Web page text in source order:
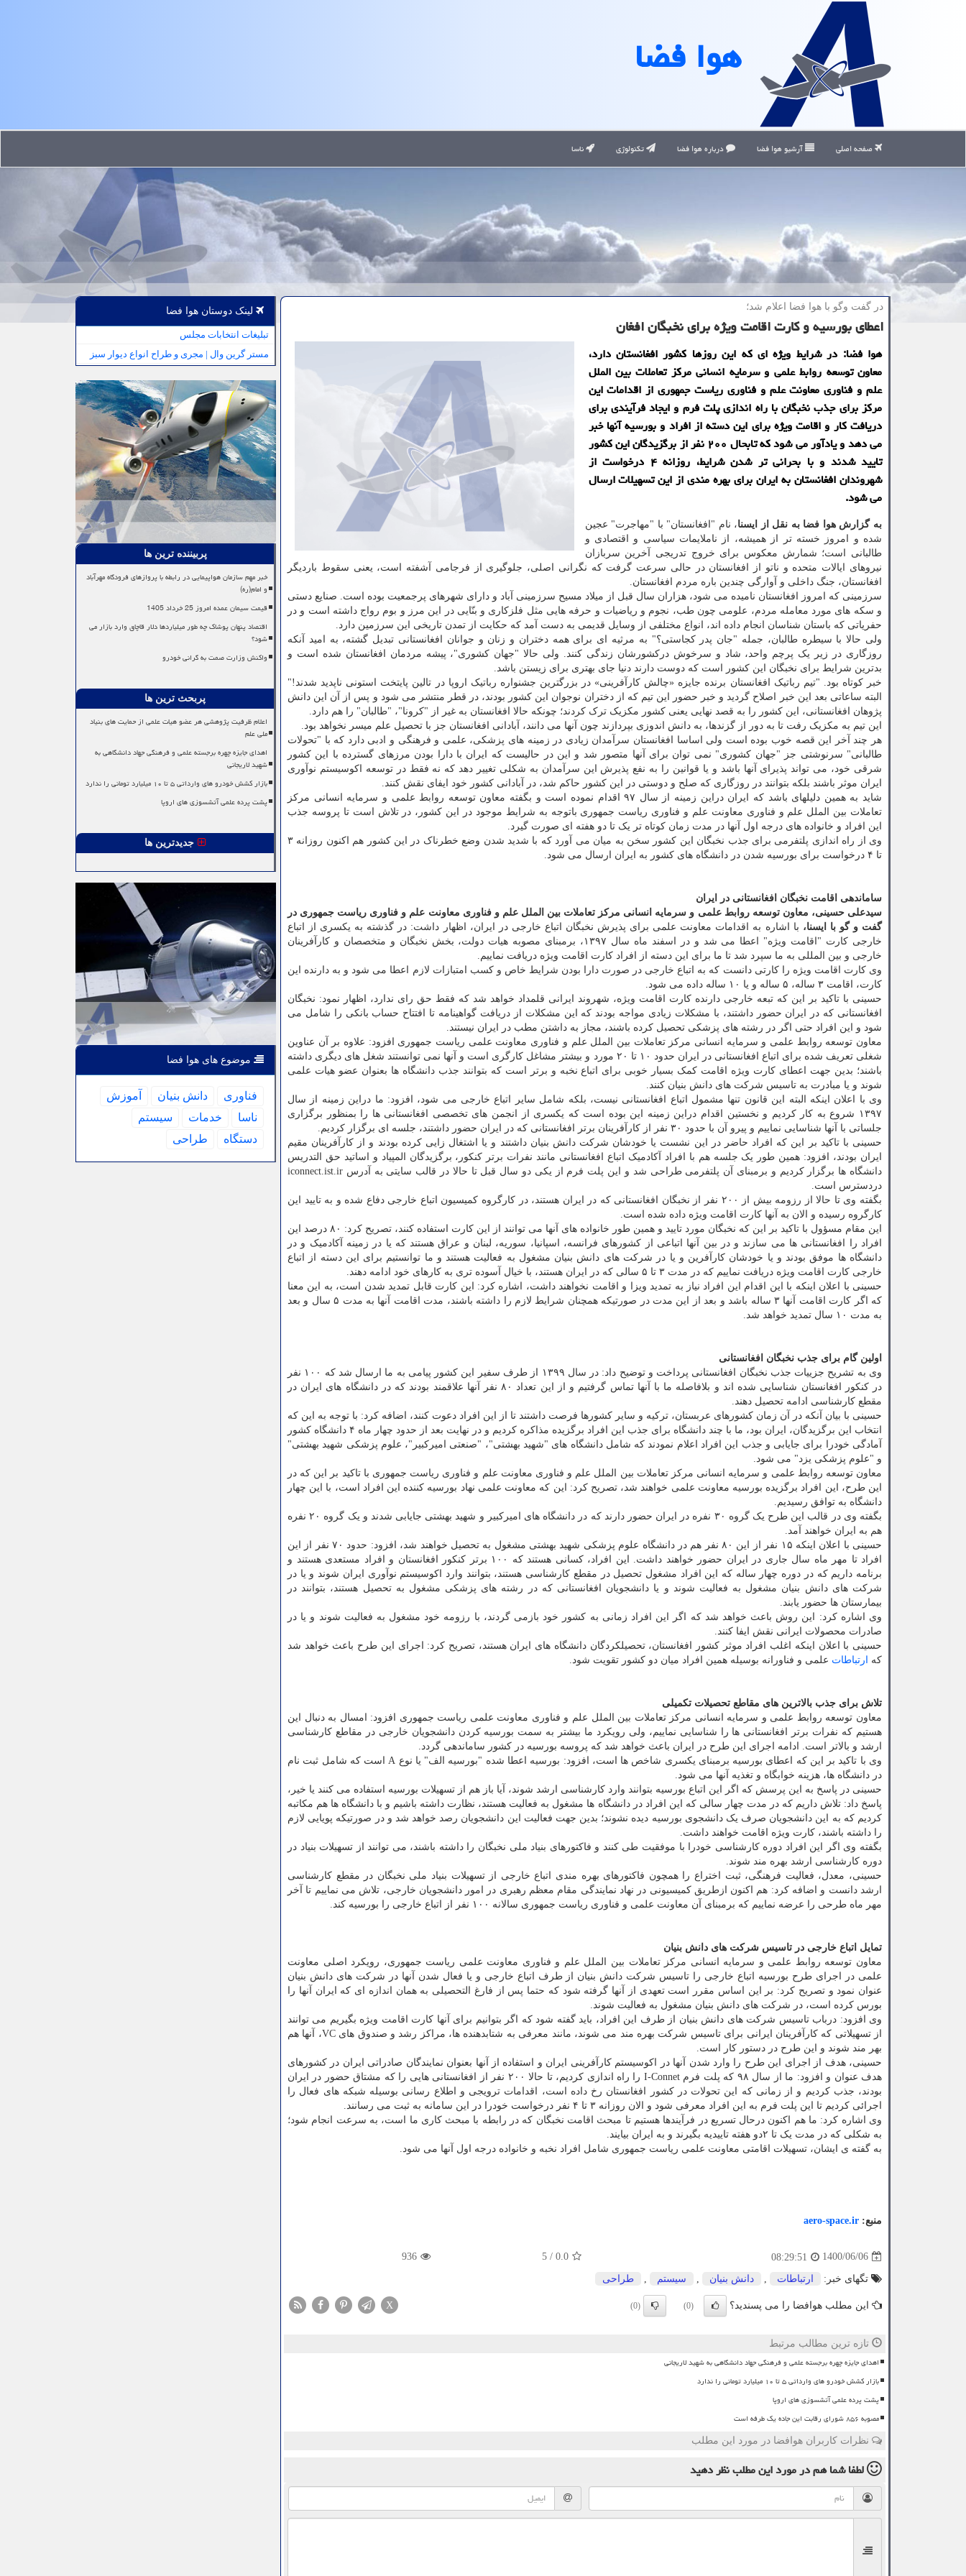
هوا فضا
صفحه اصلی آرشیو هوا فضا درباره هوا فضا تکنولوژی ناسا
در گفت وگو با هوا فضا اعلام شد؛
اعطای بورسیه و کارت اقامت ویژه برای نخبگان افغان
هوا فضا: در شرایط ویژه ای که این روزها کشور افغانستان دارد،
معاون توسعه روابط علمی و سرمایه انسانی مرکز تعاملات بین الملل
علم و فناوری معاونت علم و فناوری ریاست جمهوری از اقدامات این
مرکز برای جذب نخبگان با راه اندازی پلت فرم و ایجاد فرآیندی برای
دریافت کار و اقامت ویژه برای این دسته از افراد و بورسیه آنها خبر
می دهد و یادآور می شود که تابحال ۲۰۰ نفر از برگزیدگان این کشور
تایید شدند و با بحرانی تر شدن شرایط، روزانه ۴ درخواست از
شهروندان افغانستان به ایران برای بهره مندی از این تسهیلات ارسال
می شود.
به گزارش هوا فضا به نقل از ایسنا، نام "افغانستان" با "مهاجرت" عجین
شده و امروز خسته تر از همیشه، از ناملایمات سیاسی و اقتصادی و
طالبانی است؛ شمارش معکوس برای خروج تدریجی آخرین سربازان
نیروهای ایالات متحده و ناتو از افغانستان در حالی سرعت گرفت که نگرانی اصلی، جلوگیری از فرجامی آشفته است، یعنی سقوط باردیگر
افغانستان، جنگ داخلی و آوارگی چندین باره مردم افغانستان.
سرزمینی که امروز افغانستان نامیده می شود، هزاران سال قبل از میلاد مسیح سرزمینی آباد و دارای شهرهای پرجمعیت بوده است. صنایع دستی
و سکه های مورد معامله مردم، علومی چون طب، نجوم و ریاضیات و حرفه هایی مثل فلزکاری و بنّایی در این مرز و بوم رواج داشته است و در
حفریاتی که باستان شناسان انجام داده اند، انواع مختلفی از وسایل قدیمی به دست آمد که حکایت از تمدن تاریخی این سرزمین دارد.
ولی حالا با سیطره طالبان، جمله "جان پدر کجاستی؟" به مرثیه ای برای همه دختران و زنان و جوانان افغانستانی تبدیل گشته، به امید آنکه
روزگاری در زیر یک پرچم واحد، شاد و سرخوش درکشورشان زندگی کنند. ولی حالا "جهان کشوری"، پیشه مردمان افغانستان شده است و
بدترین شرایط برای نخبگان این کشور است که دوست دارند دنیا جای بهتری برای زیستن باشد.
خبر کوتاه بود. "تیم رباتیک افغانستان برنده جایزه «چالش کارآفرینی» در بزرگترین جشنواره رباتیک اروپا در تالین پایتخت استونی ناپدید شدند!"
البته ساعاتی بعد این خبر اصلاح گردید و خبر حضور این تیم که از دختران نوجوان این کشور بودند، در قطر منتشر می شود و پس از آن این دانش
پژوهان افغانستانی، این کشور را به قصد نهایی یعنی کشور مکزیک ترک کردند؛ چونکه حالا افغانستان به غیر از "کرونا"، "طالبان" را هم دارد.
این تیم به مکزیک رفت تا به دور از گزندها، به دانش اندوزی بپردازند چون آنها می دانند، آبادانی افغانستان جز با تحصیل علم میسر نخواهد بود.
هر چند آخر این قصه خوب بوده است ولی اساسا افغانستان سرآمدان زیادی در زمینه های پزشکی، علمی و فرهنگی و ادبی دارد که با "تحولات
طالبانی" سرنوشتی جز "جهان کشوری" نمی توان برای آنها متصور شد و این در حالیست که ایران با دارا بودن مرزهای گسترده با این کشور
شرقی خود، می تواند پذیرای آنها باشد و یا قوانین را به نفع پذیرش این سرآمدان به شکلی تغییر دهد که نه فقط در توسعه اکوسیستم نوآوری
ایران موثر باشند بلکه بتوانند در روزگاری که صلح و دوستی در این کشور حاکم شد، در آبادانی کشور خود ایفای نقش کنند.
شاید به همین دلیلهای باشد که ایران دراین زمینه از سال ۹۷ اقدام نموده است و بگفته معاون توسعه روابط علمی و سرمایه انسانی مرکز
تعاملات بین الملل علم و فناوری معاونت علم و فناوری ریاست جمهوری باتوجه به شرایط موجود در این کشور، در تلاش است تا پروسه جذب
این افراد و خانواده های درجه اول آنها در مدت زمان کوتاه تر یک تا دو هفته ای صورت گیرد.
وی از راه اندازی پلتفرمی برای جذب نخبگان این کشور سخن به میان می آورد که با شدید شدن وضع خطرناک در این کشور هم اکنون روزانه ۳
تا ۴ درخواست برای بورسیه شدن در دانشگاه های کشور به ایران ارسال می شود.
ساماندهی اقامت نخبگان افغانستانی در ایران
سیدعلی حسینی، معاون توسعه روابط علمی و سرمایه انسانی مرکز تعاملات بین الملل علم و فناوری معاونت علم و فناوری ریاست جمهوری در
گفت و گو با ایسنا، با اشاره به اقدامات معاونت علمی برای پذیرش نخبگان اتباع خارجی در ایران، اظهار داشت: در گذشته به یکسری از اتباع
خارجی کارت "اقامت ویژه" اعطا می شد و در اسفند ماه سال ۱۳۹۷، برمبنای مصوبه هیات دولت، بخش نخبگان و متخصصان و کارآفرینان
خارجی و بین المللی به ما سپرد شد تا ما برای این دسته از افراد کارت اقامت ویژه دریافت نماییم.
وی کارت اقامت ویژه را کارتی دانست که به اتباع خارجی در صورت دارا بودن شرایط خاص و کسب امتبازات لازم اعطا می شود و به دارنده این
کارت، اقامت ۳ ساله، ۵ ساله و یا ۱۰ ساله داده می شود.
حسینی با تاکید بر این که تبعه خارجی دارنده کارت اقامت ویژه، شهروند ایرانی قلمداد خواهد شد که فقط حق رای ندارد، اظهار نمود: نخبگان
افغانستانی که در ایران حضور داشتند، با مشکلات زیادی مواجه بودند که این مشکلات از دریافت گواهینامه تا افتتاح حساب بانکی را شامل می
شود و این افراد حتی اگر در رشته های پزشکی تحصیل کرده باشند، مجاز به داشتن مطب در ایران نیستند.
معاون توسعه روابط علمی و سرمایه انسانی مرکز تعاملات بین الملل علم و فناوری معاونت علمی ریاست جمهوری افزود: علاوه بر آن عناوین
شغلی تعریف شده برای اتباع افغانستانی در ایران حدود ۱۰ تا ۲۰ مورد و بیشتر مشاغل کارگری است و آنها نمی توانستند شغل های دیگری داشته
باشند؛ بدین جهت اعطای کارت ویژه اقامت کمک بسیار خوبی برای اتباع نخبه و برتر است که بتوانند جذب دانشگاه ها بعنوان عضو هیات علمی
شوند و یا مبادرت به تاسیس شرکت های دانش بنیان کنند.
وی با اعلان اینکه البته این قانون تنها مشمول اتباع افغانستانی نیست، بلکه شامل سایر اتباع خارجی می شود، افزود: ما دراین زمینه از سال
۱۳۹۷ شروع به کار کردیم و نخستین اقدام دراین زمینه این بوده است که یکسری از انجمن های تخصصی افغانستانی ها را بمنظور برگزاری
جلساتی با آنها شناسایی نماییم و پیرو آن با حدود ۳۰ نفر از کارآفرینان برتر افغانستانی که در ایران حضور داشتند، جلسه ای برگزار کردیم.
حسینی با تاکید بر این که افراد حاضر در این نشست یا خودشان شرکت دانش بنیان داشتند و یا اشتغال زایی کرده بودند و از کارآفرینان مقیم
ایران بودند، افزود: همین طور یک جلسه هم با افراد آکادمیک اتباع افغانستانی مانند نفرات برتر کنکور، برگزیدگان المپیاد و اساتید حق التدریس
دانشگاه ها برگزار کردیم و برمبنای آن پلتفرمی طراحی شد و این پلت فرم از یکی دو سال قبل تا حالا در قالب سایتی به آدرس iconnect.ist.ir
دردسترس است.
بگفته وی تا حالا از رزومه بیش از ۲۰۰ نفر از نخبگان افغانستانی که در ایران هستند، در کارگروه کمیسیون اتباع خارجی دفاع شده و به تایید این
کارگروه رسیده و الان به آنها کارت اقامت ویژه داده شده است.
این مقام مسؤول با تاکید بر این که نخبگان مورد تایید و همین طور خانواده های آنها می توانند از این کارت استفاده کنند، تصریح کرد: ۸۰ درصد این
افراد را افغانستانی ها می سازند و در بین آنها اتباعی از کشورهای فرانسه، اسپانیا، سوریه، لبنان و عراق هستند که یا در زمینه آکادمیک و در
دانشگاه ها موفق بودند و یا خودشان کارآفرین و یا در شرکت های دانش بنیان مشغول به فعالیت هستند و ما توانستیم برای این دسته از اتباع
خارجی کارت اقامت ویژه دریافت نماییم که در مدت ۳ تا ۵ سالی که در ایران هستند، با خیال آسوده تری به کارهای خود ادامه دهند.
حسینی با اعلان اینکه با این اقدام این افراد نیاز به تمدید ویزا و اقامت نخواهند داشت، اشاره کرد: این کارت قابل تمدید شدن است، به این معنا
که اگر کارت اقامت آنها ۳ ساله باشد و بعد از این مدت در صورتیکه همچنان شرایط لازم را داشته باشند، مدت اقامت آنها به مدت ۵ سال و بعد
به مدت ۱۰ سال تمدید خواهد شد.
اولین گام برای جذب نخبگان افغانستانی
وی به تشریح جزییات جذب نخبگان افغانستانی پرداخت و توضیح داد: در سال ۱۳۹۹ از طرف سفیر این کشور پیامی به ما ارسال شد که ۱۰۰ نفر
در کنکور افغانستان شناسایی شده اند و بلافاصله ما با آنها تماس گرفتیم و از این تعداد ۸۰ نفر آنها علاقمند بودند که در دانشگاه های ایران در
مقطع کارشناسی ادامه تحصیل دهند.
حسینی با بیان آنکه در آن زمان کشورهای عربستان، ترکیه و سایر کشورها فرصت داشتند تا از این افراد دعوت کنند، اضافه کرد: با توجه به این که
انتخاب این برگزیدگان، ایران بود، ما با چند دانشگاه برای جذب این افراد برگزیده مذاکره کردیم و در نهایت بعد از حدود چهار ماه ۴ دانشگاه کشور
آمادگی خودرا برای جایابی و جذب این افراد اعلام نمودند که شامل دانشگاه های "شهید بهشتی"، "صنعتی امیرکبیر"، علوم پزشکی شهید بهشتی"
و "علوم پزشکی یزد" می شود.
معاون توسعه روابط علمی و سرمایه انسانی مرکز تعاملات بین الملل علم و فناوری معاونت علم و فناوری ریاست جمهوری با تاکید بر این که در
این طرح، این افراد برگزیده بورسیه معاونت علمی خواهند شد، تصریح کرد: این که معاونت علمی نهاد بورسیه کننده این افراد است، با این چهار
دانشگاه به توافق رسیدیم.
بگفته وی در قالب این طرح یک گروه ۳۰ نفره در ایران حضور دارند که در دانشگاه های امیرکبیر و شهید بهشتی جایابی شدند و یک گروه ۲۰ نفره
هم به ایران خواهند آمد.
حسینی با اعلان اینکه ۱۵ نفر از این ۸۰ نفر هم در دانشگاه علوم پزشکی شهید بهشتی مشغول به تحصیل خواهند شد، افزود: حدود ۷۰ نفر از این
افراد تا مهر ماه سال جاری در ایران حضور خواهند داشت. این افراد، کسانی هستند که ۱۰۰ برتر کنکور افغانستان و افراد مستعدی هستند و
برنامه داریم که در دوره چهار ساله که این افراد مشغول تحصیل در مقطع کارشناسی هستند، بتوانند وارد اکوسیستم نوآوری ایران شوند و یا در
شرکت های دانش بنیان مشغول به فعالیت شوند و یا دانشجویان افغانستانی که در رشته های پزشکی مشغول به تحصیل هستند، بتوانند در
بیمارستان ها حضور یابند.
وی اشاره کرد: این روش باعث خواهد شد که اگر این افراد زمانی به کشور خود بازمی گردند، با رزومه خود مشغول به فعالیت شوند و یا در
صادرات محصولات ایرانی نقش ایفا کنند.
حسینی با اعلان اینکه اغلب افراد موثر کشور افغانستان، تحصیلکردگان دانشگاه های ایران هستند، تصریح کرد: اجرای این طرح باعث خواهد شد
که
ارتباطات علمی و فناورانه بوسیله همین افراد میان دو کشور تقویت شود.
تلاش برای جذب بالاترین های مقاطع تحصیلات تکمیلی
معاون توسعه روابط علمی و سرمایه انسانی مرکز تعاملات بین الملل علم و فناوری معاونت علمی ریاست جمهوری افزود: امسال به دنبال این
هستیم که نفرات برتر افغانستانی ها را شناسایی نماییم، ولی رویکرد ما بیشتر به سمت بورسیه کردن دانشجویان خارجی در مقاطع کارشناسی
ارشد و بالاتر است. ادامه اجرای این طرح در ایران باعث خواهد شد که پروسه بورسیه در کشور ساماندهی گردد.
وی با تاکید بر این که اعطای بورسیه برمبنای یکسری شاخص ها است، افزود: بورسیه اعطا شده "بورسیه الف" یا نوع A است که شامل ثبت نام
در دانشگاه ها، هزینه خوابگاه و تغذیه آنها می شود.
حسینی در پاسخ به این پرسش که اگر این اتباع بورسیه بتوانند وارد کارشناسی ارشد شوند، آیا باز هم از تسهیلات بورسیه استفاده می کنند یا خیر،
پاسخ داد: تلاش داریم که در مدت چهار سالی که این افراد در دانشگاه ها مشغول به فعالیت هستند، نظارت داشته باشیم و با دانشگاه ها هم مکاتبه
کردیم که به این دانشجویان صرف یک دانشجوی بورسیه دیده نشوند؛ بدین جهت فعالیت این دانشجویان رصد خواهد شد و در صورتیکه پویایی لازم
را داشته باشند، کارت ویژه اقامت خواهند داشت.
بگفته وی اگر این افراد دوره کارشناسی خودرا با موفقیت طی کنند و فاکتورهای بنیاد ملی نخبگان را داشته باشند، می توانند از تسهیلات بنیاد در
دوره کارشناسی ارشد بهره مند شوند.
حسینی، معدل، فعالیت فرهنگی، ثبت اختراع را همچون فاکتورهای بهره مندی اتباع خارجی از تسهیلات بنیاد ملی نخبگان در مقطع کارشناسی
ارشد دانست و اضافه کرد: هم اکنون ازطریق کمیسیونی در نهاد نمایندگی مقام معظم رهبری در امور دانشجویان خارجی، تلاش می نماییم تا آخر
مهر ماه طرحی را عرضه نماییم که برمبنای آن معاونت علمی و فناوری ریاست جمهوری سالانه ۱۰۰ نفر از اتباع خارجی را بورسیه کند.
تمایل اتباع خارجی در تاسیس شرکت های دانش بنیان
معاون توسعه روابط علمی و سرمایه انسانی مرکز تعاملات بین الملل علم و فناوری معاونت علمی ریاست جمهوری، رویکرد اصلی معاونت
علمی در اجرای طرح بورسیه اتباع خارجی را تاسیس شرکت دانش بنیان از طرف اتباع خارجی و یا فعال شدن آنها در شرکت های دانش بنیان
عنوان نمود و تصریح کرد: بر این اساس مقرر است تعهدی از آنها گرفته شود که حتما پس از فارغ التحصیلی به همان اندازه ای که ایران آنها را
بورس کرده است، در شرکت های دانش بنیان مشغول به فعالیت شوند.
وی افزود: درباب تاسیس شرکت های دانش بنیان از طرف این افراد، باید گفته شود که اگر بتوانیم برای آنها کارت اقامت ویژه بگیریم می توانند
از تسهیلاتی که کارآفرینان ایرانی برای تاسیس شرکت بهره مند می شوند، مانند معرفی به شتابدهنده ها، مراکز رشد و صندوق های VC، آنها هم
بهر مند شوند و این طرح در دستور کار است.
حسینی، هدف از اجرای این طرح را وارد شدن آنها در اکوسیستم کارآفرینی ایران و استفاده از آنها بعنوان نمایندگان صادراتی ایران در کشورهای
هدف عنوان و افزود: ما از سال ۹۸ که پلت فرم I-Connet را راه اندازی کردیم، تا حالا ۲۰۰ نفر از افغانستانی هایی را که مشتاق حضور در ایران
بودند، جذب کردیم و از زمانی که این تحولات در کشور افغانستان رخ داده است، اقدامات ترویجی و اطلاع رسانی بوسیله شبکه های فعال را
اجرائی کردیم تا این پلت فرم به این افراد معرفی شود و الان روزانه ۳ تا ۴ نفر درخواست خودرا در این سامانه به ثبت می رسانند.
وی اشاره کرد: ما هم اکنون درحال تسریع در فرآیندها هستیم تا مبحث اقامت نخبگان که در رابطه با مبحث کاری ما است، به سرعت انجام شود؛
به شکلی که در مدت یک تا ۲دو هفته تاییدیه بگیرند و به ایران بیایند.
به گفته ی ایشان، تسهیلات اقامتی معاونت علمی ریاست جمهوری شامل افراد نخبه و خانواده درجه اول آنها می شود.
منبع: aero-space.ir
1400/06/06
08:29:51
0.0
/
5
936
تگهای خبر: ارتباطات دانش بنیان سیستم طراحی
این مطلب هوافضا را می پسندید؟ (0)
(0)
X
تازه ترین مطالب مرتبط
اهدای جایزه چهره برجسته علمی و فرهنگی جهاد دانشگاهی به شهید لاریجانی
بازار کشش خودرو های وارداتی ۵ تا ۱۰ میلیارد تومانی را ندارد
پشت پرده علمی آتشسوزی های اروپا
مصوبه ۸۵۶ شورای رقابت این جاده یک طرفه است
نظرات کاربران هوافضا در مورد این مطلب
لطفا شما همدر مورد این مطلبنظر دهید
لینک دوستان هوا فضا
تبلیغات انتخابات مجلس
مستر گرین وال | مجری و طراح انواع دیوار سبز
پربیننده ترین ها
خبر مهم سازمان هواپیمایی در رابطه با پروازهای فرودگاه مهرآباد
و امام(ره)
قیمت سیمان عمده امروز 25 خرداد 1405
اقتصاد پنهان پوشاک چه طور میلیاردها دلار قاچاق وارد بازار می
شود؟
واکنش وزارت صمت به گرانی خودرو
پربحث ترین ها
اعلام ظرفیت پژوهشی هر عضو هیات علمی از حمایت های بنیاد
ملی علم
اهدای جایزه چهره برجسته علمی و فرهنگی جهاد دانشگاهی به
شهید لاریجانی
بازار کشش خودرو های وارداتی ۵ تا ۱۰ میلیارد تومانی را ندارد
پشت پرده علمی آتشسوزی های اروپا
جدیدترین ها
موضوع های هوا فضا
فناوری دانش بنیان
آموزش
ناسا
خدمات
سیستم
دستگاه
طراحی